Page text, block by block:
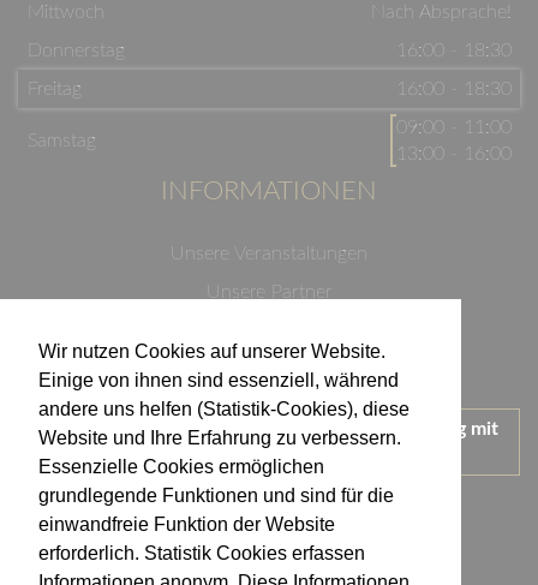
Wir nutzen Cookies auf unserer Website.
Einige von ihnen sind essenziell, während
andere uns helfen (Statistik-Cookies), diese
Website und Ihre Erfahrung zu verbessern.
Essenzielle Cookies ermöglichen
grundlegende Funktionen und sind für die
einwandfreie Funktion der Website
erforderlich. Statistik Cookies erfassen
Mittwoch
Nach Absprache!
Donnerstag
16:00 - 18:30
Freitag
16:00 - 18:30
Samstag
09:00 - 11:00
13:00 - 16:00
INFORMATIONEN
Unsere Veranstaltungen
Unsere Partner
Impressum
Wir treten für einen verantwortungsvollen Umgang mit
Alkohol ein.
KONTAKT
Weingut Kistenmacher & Hengerer